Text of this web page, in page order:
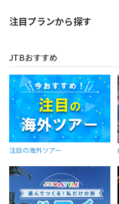
注目プランから探す
JTBおすすめ
注目の海外ツアー